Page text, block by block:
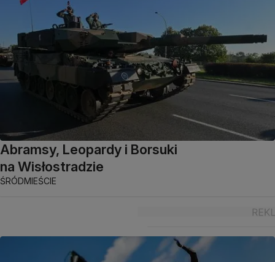
Abramsy, Leopardy i Borsuki
na Wisłostradzie
ŚRÓDMIEŚCIE